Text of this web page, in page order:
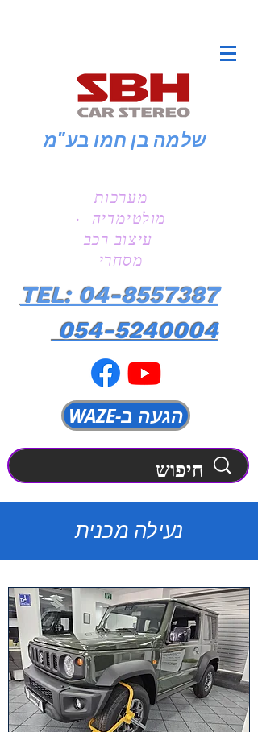
שלמה בן חמו בע"מ
מערכות
מולטימדיה ·
עיצוב רכב
מסחרי
TEL: 04-8557387
054-5240004
WAZE-הגעה ב
נעילה מכנית